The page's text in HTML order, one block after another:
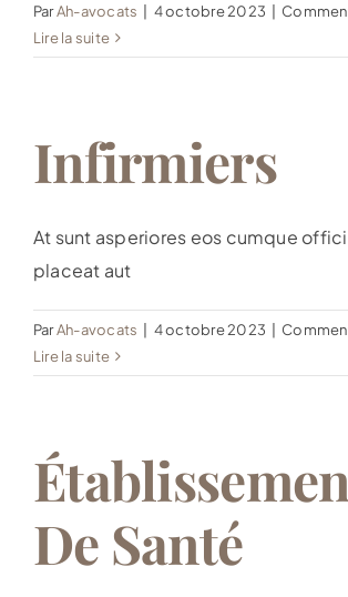
ParAh-avocats 4 octobre 2023
Lire la suite
Infirmiers
At sunt asperiores eos cumque
placeat aut
ParAh-avocats 4 octobre 2023
Lire la suite
De Santé